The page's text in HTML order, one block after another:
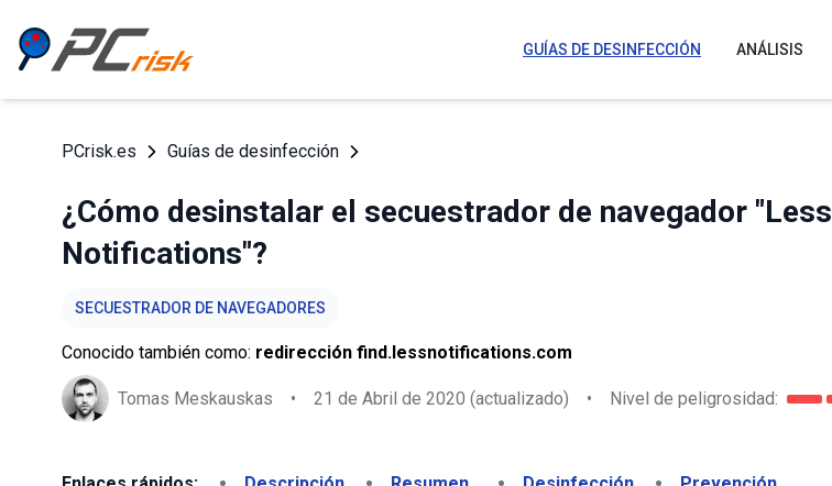
GUÍAS DE DESINFECCIÓN ANÁLISIS
PCrisk.es Guías de desinfección
¿Cómo desinstalar el secuestrador de navegador "Less
Notifications"?
SECUESTRADOR DE NAVEGADORES
Conocido también como: redirección find.lessnotifications.com
Tomas Meskauskas • 21 de Abril de 2020 (actualizado) • Nivel de peligrosidad: